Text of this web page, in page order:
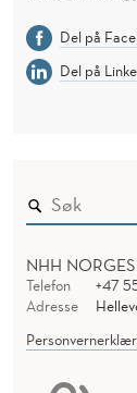
Del på
Del på
NHH
Telefon
+47
Adresse